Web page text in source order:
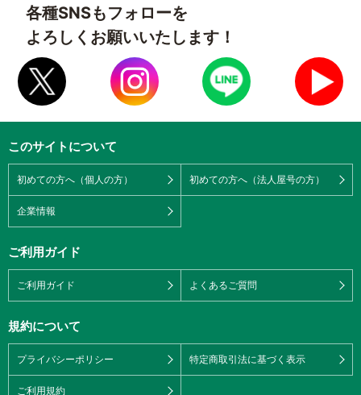
各種SNSもフォローを
よろしくお願いいたします！
このサイトについて
初めての方へ（個人の方） 初めての方へ（法人屋号の方）
企業情報
ご利用ガイド
ご利用ガイド よくあるご質問
規約について
プライバシーポリシー 特定商取引法に基づく表示
ご利用規約